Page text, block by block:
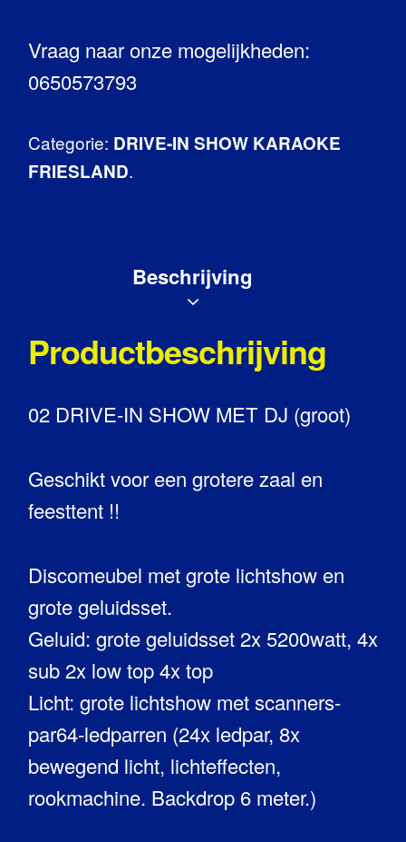
Vraag naar onze mogelijkheden:
0650573793
Categorie: DRIVE-IN SHOW KARAOKE
FRIESLAND.
Beschrijving
Productbeschrijving
02 DRIVE-IN SHOW MET DJ (groot)
Geschikt voor een grotere zaal en
feesttent !!
Discomeubel met grote lichtshow en
grote geluidsset.
Geluid: grote geluidsset 2x 5200watt, 4x
sub 2x low top 4x top
Licht: grote lichtshow met scanners-
par64-ledparren (24x ledpar, 8x
bewegend licht, lichteffecten,
rookmachine. Backdrop 6 meter.)